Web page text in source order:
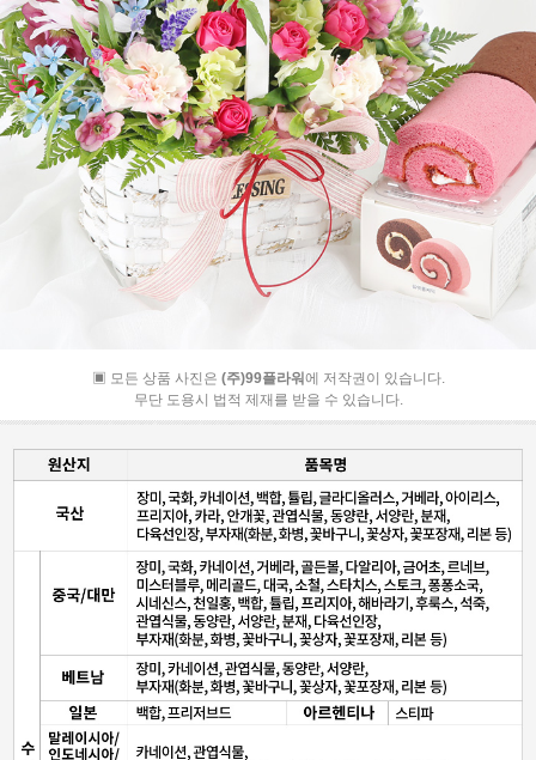
▣ 모든 상품 사진은 (주)99플라워에 저작권이 있습니다.
무단 도용시 법적 제재를 받을 수 있습니다.